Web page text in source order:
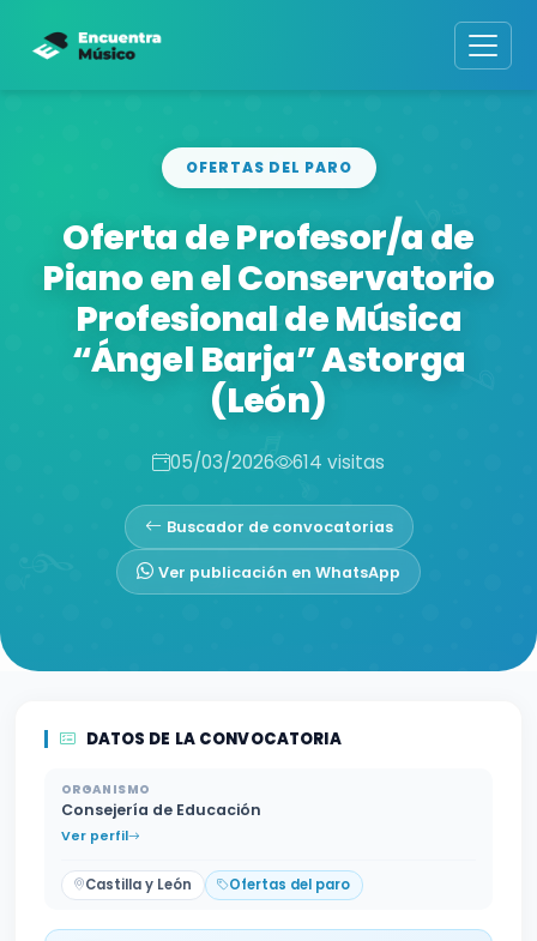
OFERTAS DEL PARO
Oferta de Profesor/a de
Piano en el Conservatorio
Profesional de Música
“Ángel Barja” Astorga
(León)
05/03/2026 614 visitas
Buscador de convocatorias
Ver publicación en WhatsApp
DATOS DE LA CONVOCATORIA
ORGANISMO
Consejería de Educación
Ver perfil
Castilla y León Ofertas del paro